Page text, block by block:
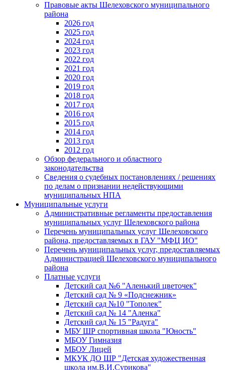
Правовые акты Шелеховского муниципального
района
2026 год
2025 год
2024 год
2023 год
2022 год
2021 год
2020 год
2019 год
2018 год
2017 год
2016 год
2015 год
2014 год
2013 год
2012 год
Обзор федерального и областного
законодательства
Сведения о судебных постановлениях / решениях
по делам о признании недействующими
муниципальных НПА
Муниципальные услуги
Административные регламенты предоставления
муниципальных услуг Шелеховского района
Перечень муниципальных услуг Шелеховского
района, предоставляемых в ГАУ "МФЦ ИО"
Перечень муниципальных услуг, предоставляемых
Администрацией Шелеховского муниципального
района
Платные услуги
Детский сад №6 "Аленький цветочек"
Детский сад № 9 «Подснежник»
Детский сад №10 "Тополек"
Детский сад № 14 "Аленка"
Детский сад № 15 "Радуга"
МБУ ШР спортивная школа "Юность"
МБОУ Гимназия
МБОУ Лицей
МКУК ДО ШР "Детская художественная
школа им.В.И.Сурикова"